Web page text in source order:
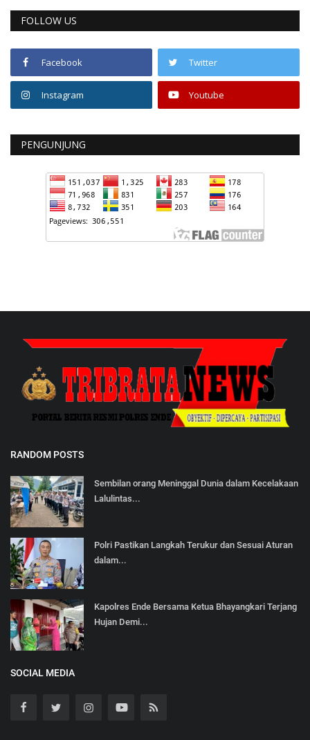
FOLLOW US
Facebook Twitter
Instagram Youtube
PENGUNJUNG
RANDOM POSTS
Sembilan orang Meninggal Dunia dalam Kecelakaan
Lalulintas...
Polri Pastikan Langkah Terukur dan Sesuai Aturan
dalam...
Kapolres Ende Bersama Ketua Bhayangkari Terjang
Hujan Demi...
SOCIAL MEDIA